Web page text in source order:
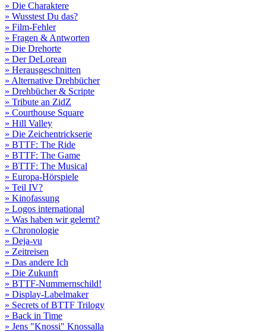
» Die Charaktere
» Wusstest Du das?
» Film-Fehler
» Fragen & Antworten
» Die Drehorte
» Der DeLorean
» Herausgeschnitten
» Alternative Drehbücher
» Drehbücher & Scripte
» Tribute an ZidZ
» Courthouse Square
» Hill Valley
» Die Zeichentrickserie
» BTTF: The Ride
» BTTF: The Game
» BTTF: The Musical
» Europa-Hörspiele
» Teil IV?
» Kinofassung
» Logos international
» Was haben wir gelernt?
» Chronologie
» Deja-vu
» Zeitreisen
» Das andere Ich
» Die Zukunft
» BTTF-Nummernschild!
» Display-Labelmaker
» Secrets of BTTF Trilogy
» Back in Time
» Jens "Knossi" Knossalla